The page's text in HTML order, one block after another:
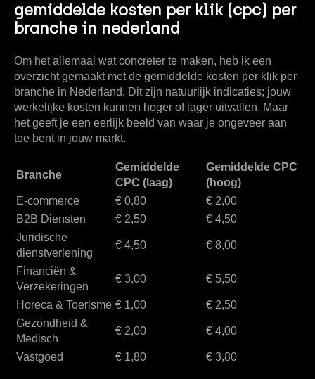
gemiddelde kosten per klik (cpc) per
branche in nederland
Om het allemaal wat concreter te maken, heb ik een
overzicht gemaakt met de gemiddelde kosten per klik per
branche in Nederland. Dit zijn natuurlijk indicaties; jouw
werkelijke kosten kunnen hoger of lager uitvallen. Maar
het geeft je een eerlijk beeld van waar je ongeveer aan
toe bent in jouw markt.
Branche
Gemiddelde
CPC (laag)
Gemiddelde CPC
(hoog)
E-commerce
€ 0,80
€ 2,00
B2B Diensten
€ 2,50
€ 4,50
Juridische
dienstverlening
€ 4,50 € 8,00
Financiën &
Verzekeringen
€ 3,00 € 5,50
Horeca & Toerisme € 1,00
€ 2,50
Gezondheid &
Medisch
€ 2,00 € 4,00
Vastgoed € 1,80 € 3,80